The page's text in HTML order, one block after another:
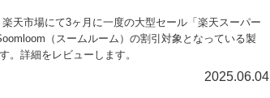
天市場にて3ヶ月に一度の大型セール「楽天スーパー
（スームルーム）の割引対象となっている製
。詳細をレビューします。
2025.06.04